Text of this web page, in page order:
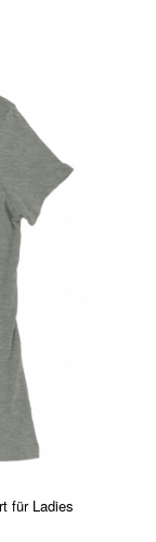
für Ladies